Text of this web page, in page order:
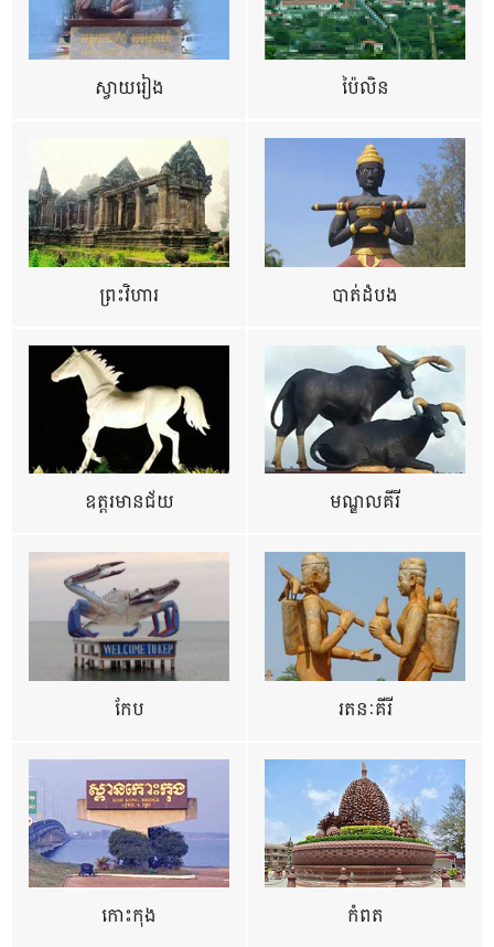
ស្វាយរៀង ប៉ៃលិន
ព្រះវិហារ បាត់ដំបង
ឧត្ដរមានជ័យ មណ្ឌលគីរី
កែប រតនៈគីរី
កោះកុង កំពត